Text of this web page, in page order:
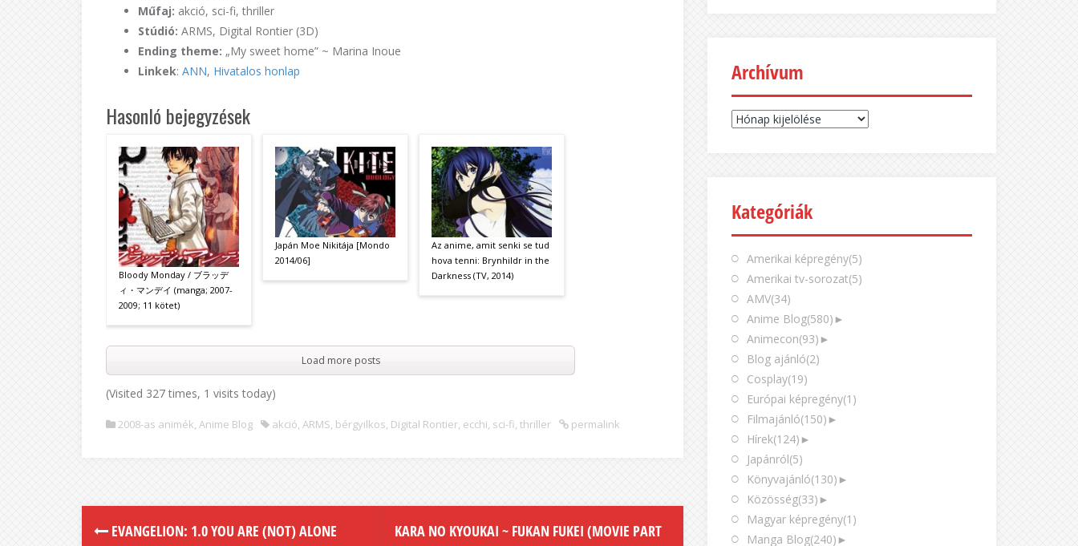
Műfaj: akció, sci-fi, thriller
Stúdió: ARMS, Digital Rontier (3D)
Ending theme: „My sweet home” ~ Marina Inoue
Linkek: ANN, Hivatalos honlap
Hasonló bejegyzések
Bloody Monday / ブラッデ
ィ・マンデイ (manga; 2007-
2009; 11 kötet)
Japán Moe Nikitája [Mondo
2014/06]
Az anime, amit senki se tud
hova tenni: Brynhildr in the
Darkness (TV, 2014)
Load more posts
(Visited 327 times, 1 visits today)
2008-as animék, Anime Blog akció, ARMS, bérgyilkos, Digital Rontier, ecchi, sci-fi, thriller permalink
EVANGELION: 1.0 YOU ARE (NOT) ALONE KARA NO KYOUKAI ~ FUKAN FUKEI (MOVIE PART
Archívum
Archívum
Kategóriák
Amerikai képregény(5)
Amerikai tv-sorozat(5)
AMV(34)
Anime Blog(580) ►
Animecon(93) ►
Blog ajánló(2)
Cosplay(19)
Európai képregény(1)
Filmajánló(150) ►
Hírek(124) ►
Japánról(5)
Könyvajánló(130) ►
Közösség(33) ►
Magyar képregény(1)
Manga Blog(240) ►